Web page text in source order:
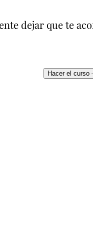
dejar que te
Hacer el curso